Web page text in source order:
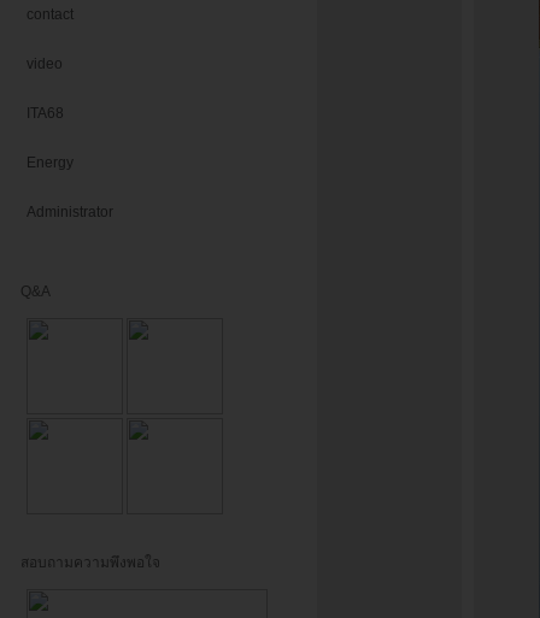
contact
video
ITA68
Energy
Administrator
Q&A
สอบถามความพึงพอใจ